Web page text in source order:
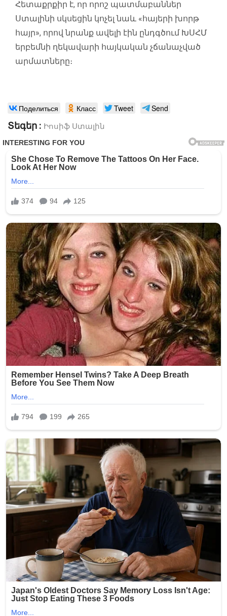
Հետաքրքիր է, որ որոշ պատմաբաններ
Ստալինի սկսեցին կոչել նաև «հայերի խորթ
հայր», որով նրանք ավելի էին ընդգծում ԽՍՀՄ
երբեմնի ղեկավարի հայկական չճանաչված
արմատները։
Поделиться Класс Tweet Send
Տեգեր : Իոսիֆ Ստալին